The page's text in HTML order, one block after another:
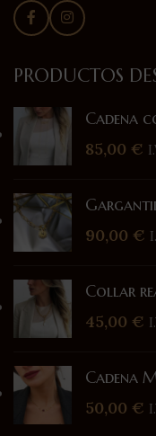
PRODUCTOS
Cadena
85,00 €
90,00 €
Collar
45,00 €
Cadena
50,00 €